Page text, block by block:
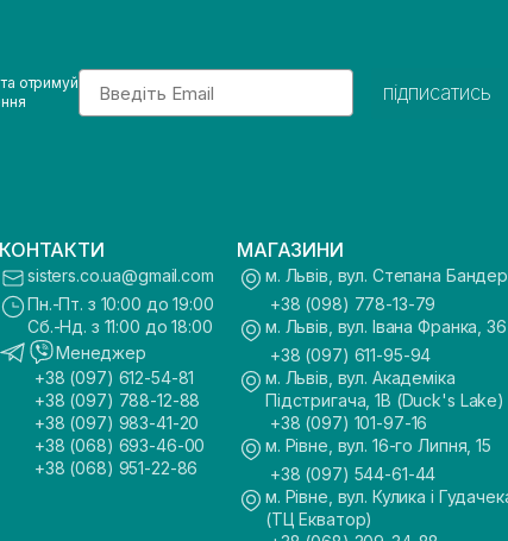
та отримуйEmail
підписатись
КОНТАКТИ
sisters.co.ua@gmail.com
Пн.-Пт. з 10:00 до 19:00
Сб.-Нд. з 11:00 до 18:00
Менеджер
+38 (097) 612-54-81
+38 (097) 788-12-88
+38 (097) 983-41-20
+38 (068) 693-46-00
+38 (068) 951-22-86
МАГАЗИНИ
м. Львів, вул. Степана
+38 (098) 778-13-79
м. Львів, вул. Івана Франка, 36
+38 (097) 611-95-94
м. Львів, вул. Академіка
Підстригача, 1В (Duck's Lake)
+38 (097) 101-97-16
м. Рівне, вул. 16-го Липня, 15
+38 (097) 544-61-44
м. Рівне, вул. Кулика і
(ТЦ Екватор)